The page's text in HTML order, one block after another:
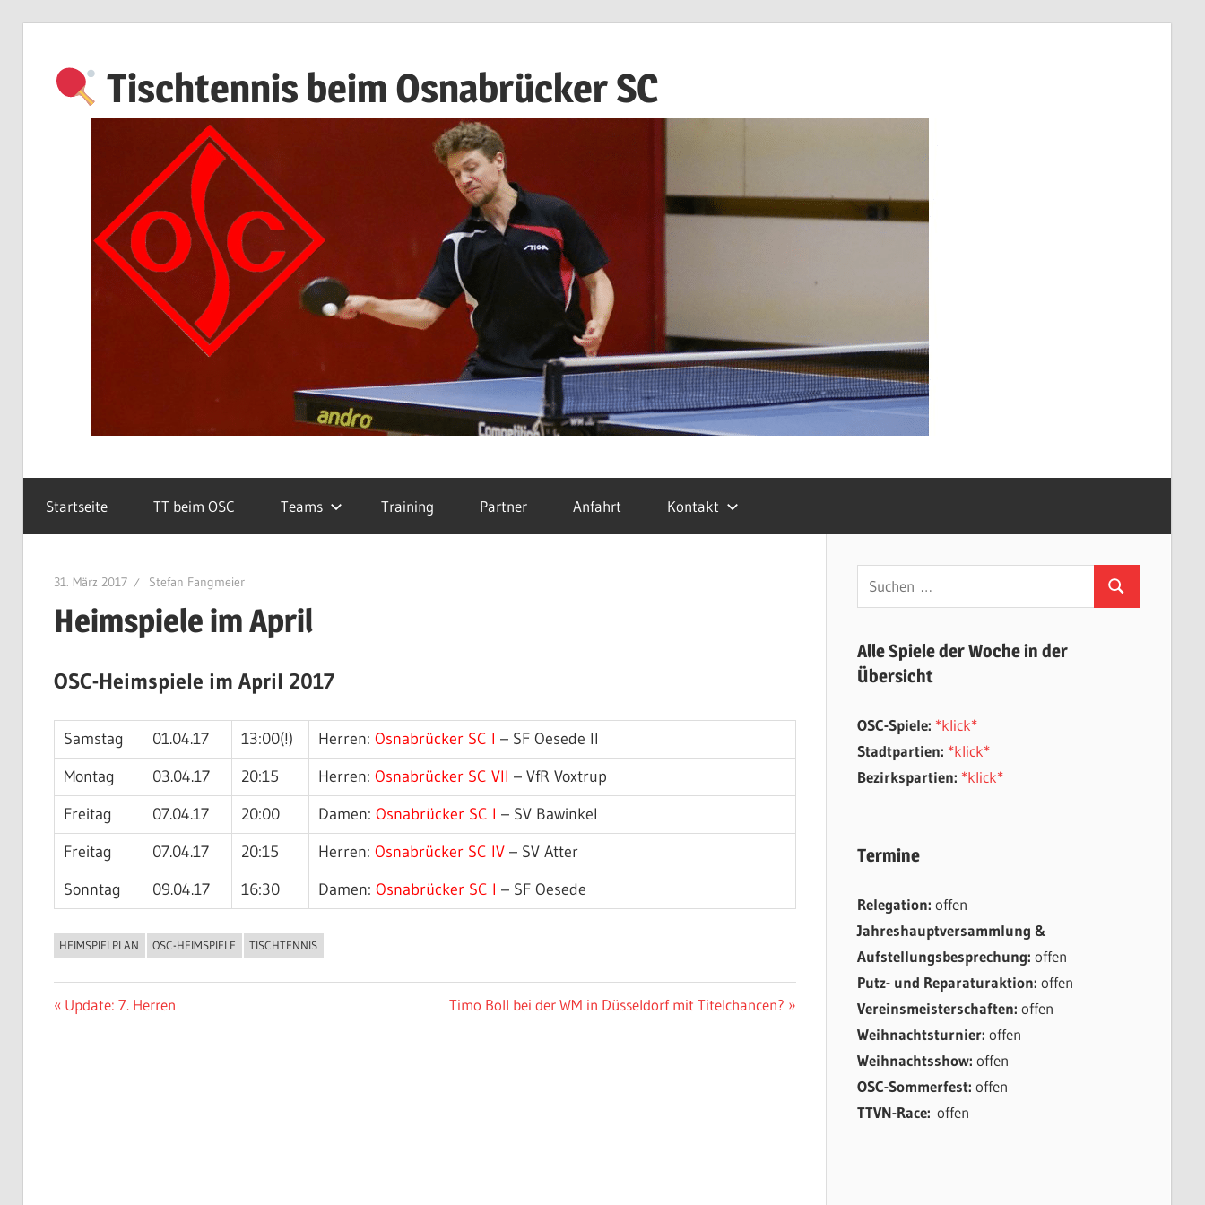
springen
Tischtennis beim Osnabrücker SC
Startseite TT beim OSC Teams Training Partner Anfahrt Kontakt
31. März 2017 Stefan Fangmeier
Heimspiele im April
OSC-Heimspiele im April 2017
Samstag 01.04.17 13:00(!) Herren:Osnabrücker SC I – SF Oesede II
Montag
03.04.17 20:15 Herren:Osnabrücker SC VII – VfR Voxtrup
Freitag
07.04.17 20:00 Damen:Osnabrücker SC I – SV Bawinkel
Freitag
07.04.17 20:15 Herren:Osnabrücker SC IV – SV Atter
Sonntag
09.04.17 16:30 Damen:Osnabrücker SC I – SF Oesede
ALLGEMEIN
HEIMSPIELPLAN OSC-HEIMSPIELE TISCHTENNIS
Beitragsnavigation
Vorheriger
Update: 7. Herren
Nächster
Timo Boll bei der WM in Düsseldorf mit Titelchancen?
Suchen
nach:
Suchen
Alle Spiele der Woche in der
Übersicht
OSC-Spiele: *klick*
Stadtpartien: *klick*
Bezirkspartien: *klick*
Termine
Relegation: offen
Jahreshauptversammlung &
Aufstellungsbesprechung: offen
Putz- und Reparaturaktion: offen
Vereinsmeisterschaften: offen
Weihnachtsturnier: offen
Weihnachtsshow: offen
OSC-Sommerfest: offen
TTVN-Race: offen